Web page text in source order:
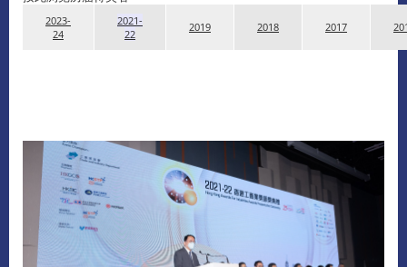
2023-
24
2021-
22
2019 2018 2017